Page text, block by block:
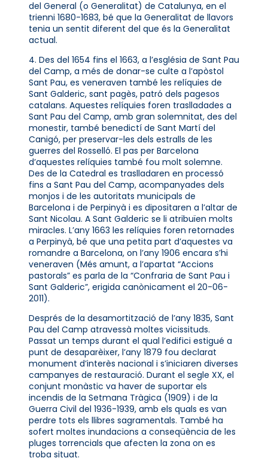
del General (o Generalitat) de Catalunya, en el
trienni 1680-1683, bé que la Generalitat de llavors
tenia un sentit diferent del que és la Generalitat
actual.
4. Des del 1654 fins el 1663, a l’església de Sant Pau
del Camp, a més de donar-se culte a l’apòstol
Sant Pau, es veneraven també les relíquies de
Sant Galderic, sant pagès, patró dels pagesos
catalans. Aquestes relíquies foren traslladades a
Sant Pau del Camp, amb gran solemnitat, des del
monestir, també benedictí de Sant Martí del
Canigó, per preservar-les dels estralls de les
guerres del Rosselló. El pas per Barcelona
d’aquestes relíquies també fou molt solemne.
Des de la Catedral es traslladaren en processó
fins a Sant Pau del Camp, acompanyades dels
monjos i de les autoritats municipals de
Barcelona i de Perpinyà i es dipositaren a l’altar de
Sant Nicolau. A Sant Galderic se li atribuïen molts
miracles. L’any 1663 les relíquies foren retornades
a Perpinyà, bé que una petita part d’aquestes va
romandre a Barcelona, on l’any 1906 encara s’hi
veneraven (Més amunt, a l’apartat “Accions
pastorals” es parla de la “Confraria de Sant Pau i
Sant Galderic”, erigida canònicament el 20-06-
2011).
Després de la desamortització de l’any 1835, Sant
Pau del Camp atravessà moltes vicissituds.
Passat un temps durant el qual l’edifici estigué a
punt de desaparèixer, l’any 1879 fou declarat
monument d’interès nacional i s’iniciaren diverses
campanyes de restauració. Durant el segle XX, el
conjunt monàstic va haver de suportar els
incendis de la Setmana Tràgica (1909) i de la
Guerra Civil del 1936-1939, amb els quals es van
perdre tots els llibres sagramentals. També ha
sofert moltes inundacions a conseqüència de les
pluges torrencials que afecten la zona on es
troba situat.